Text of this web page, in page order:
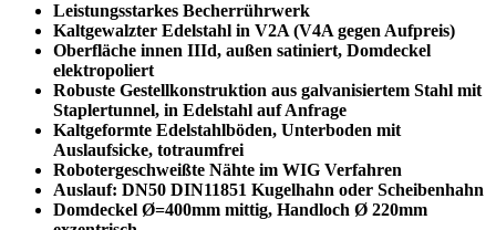
Leistungsstarkes Becherrührwerk
Kaltgewalzter Edelstahl in V2A (V4A gegen Aufpreis)
Oberfläche innen IIId, außen satiniert, Domdeckel
elektropoliert
Robuste Gestellkonstruktion aus galvanisiertem Stahl mit
Staplertunnel, in Edelstahl auf Anfrage
Kaltgeformte Edelstahlböden, Unterboden mit
Auslaufsicke, totraumfrei
Robotergeschweißte Nähte im WIG Verfahren
Auslauf: DN50 DIN11851 Kugelhahn oder Scheibenhahn
Domdeckel Ø=400mm mittig, Handloch Ø 220mm